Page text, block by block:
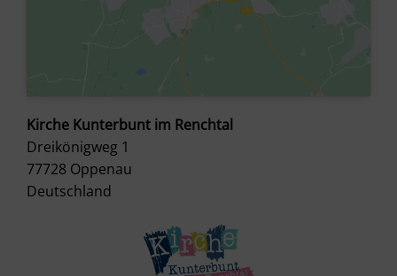
Kirche Kunterbunt im Renchtal
Dreikönigweg 1
77728 Oppenau
Deutschland